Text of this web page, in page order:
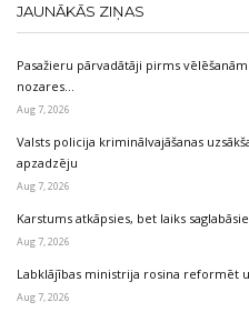
JAUNĀKĀS ZIŅAS
Pasažieru pārvadātāji pirms
nozares…
Aug 7, 2026
Valsts policija kriminālvajāšanas
apzadzēju
Aug 7, 2026
Karstums atkāpsies, bet laiks
Aug 7, 2026
Labklājības ministrija rosina reformēt
Aug 7, 2026